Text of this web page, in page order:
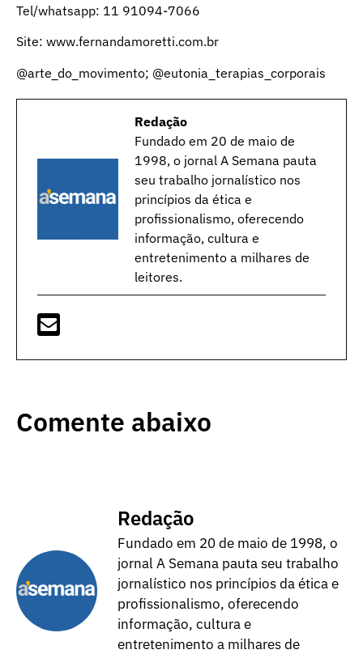
Tel/whatsapp: 11 91094-7066
Site: www.fernandamoretti.com.br
@arte_do_movimento; @eutonia_terapias_corporais
Redação
Fundado em 20 de maio de
1998, o jornal A Semana pauta
seu trabalho jornalístico nos
princípios da ética e
profissionalismo, oferecendo
informação, cultura e
entretenimento a milhares de
leitores.
Comente abaixo
Redação
Fundado em 20 de maio de 1998, o
jornal A Semana pauta seu trabalho
jornalístico nos princípios da ética e
profissionalismo, oferecendo
informação, cultura e
entretenimento a milhares de